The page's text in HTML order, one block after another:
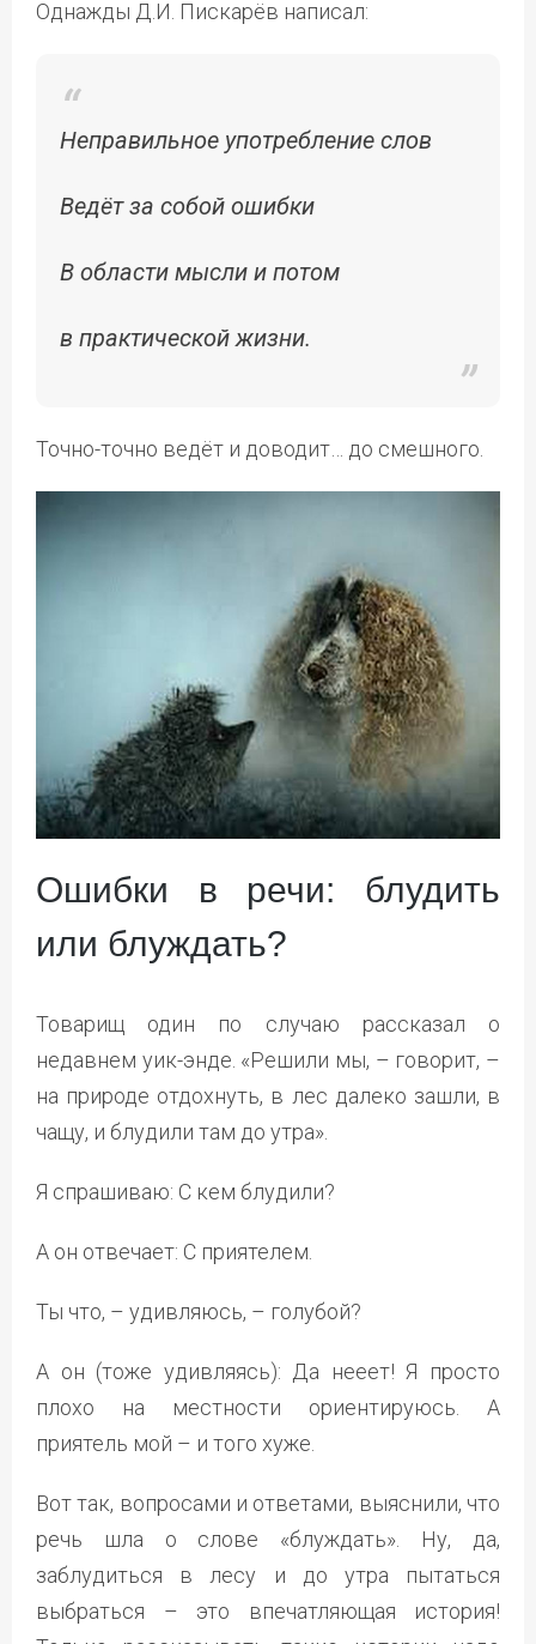
Однажды Д.И. Пискарёв написал:
Неправильное употребление слов
Ведёт за собой ошибки
В области мысли и потом
в практической жизни.
Точно-точно ведёт и доводит… до смешного.
Ошибки в речи: блудить
или блуждать?
Товарищ один по случаю рассказал о
недавнем уик-энде. «Решили мы, – говорит, –
на природе отдохнуть, в лес далеко зашли, в
чащу, и блудили там до утра».
Я спрашиваю: С кем блудили?
А он отвечает: С приятелем.
Ты что, – удивляюсь, – голубой?
А он (тоже удивляясь): Да нееет! Я просто
плохо на местности ориентируюсь. А
приятель мой – и того хуже.
Вот так, вопросами и ответами, выяснили, что
речь шла о слове «блуждать». Ну, да,
заблудиться в лесу и до утра пытаться
выбраться – это впечатляющая история!